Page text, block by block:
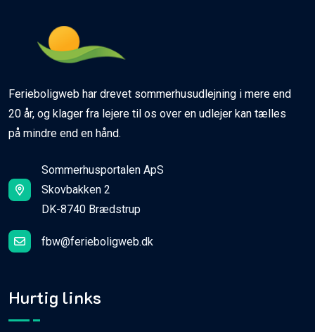
Ferieboligweb har drevet sommerhusudlejning i mere end
20 år, og klager fra lejere til os over en udlejer kan tælles
på mindre end en hånd.
Sommerhusportalen ApS
Skovbakken 2
DK-8740 Brædstrup
fbw@ferieboligweb.dk
Hurtig links